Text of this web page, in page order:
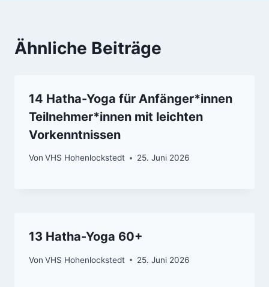
Ähnliche Beiträge
14 Hatha-Yoga für Anfänger*innen
Teilnehmer*innen mit leichten
Vorkenntnissen
Von VHS Hohenlockstedt 25. Juni 2026
13 Hatha-Yoga 60+
Von VHS Hohenlockstedt 25. Juni 2026